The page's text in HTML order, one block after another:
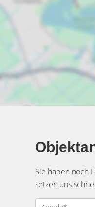
Sie haben noch
setzen uns